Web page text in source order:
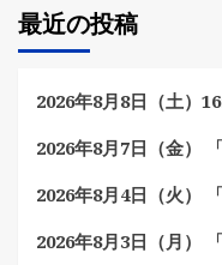
最近の投稿
2026年8月8日（土）
2026年8月7日（金）
2026年8月4日（火）
2026年8月3日（月）